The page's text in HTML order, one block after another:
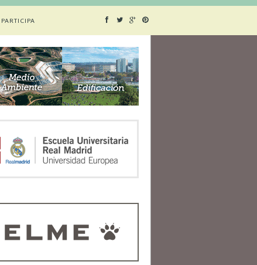
PARTICIPA